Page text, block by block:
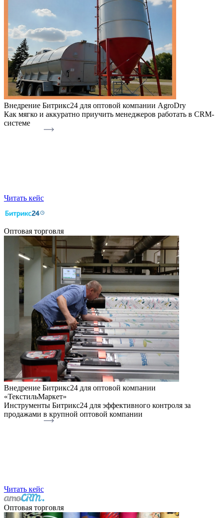
Внедрение Битрикс24 для оптовой компании AgroDry
Как мягко и аккуратно приучить менеджеров работать в CRM-
системе
Читать кейс
Оптовая торговля
Внедрение Битрикс24 для оптовой компании
«ТекстильМаркет»
Инструменты Битрикс24 для эффективного контроля за
продажами в крупной оптовой компании
Читать кейс
Оптовая торговля